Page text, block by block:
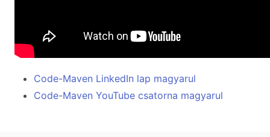
Code-Maven LinkedIn lap magyarul
Code-Maven YouTube csatorna magyarul